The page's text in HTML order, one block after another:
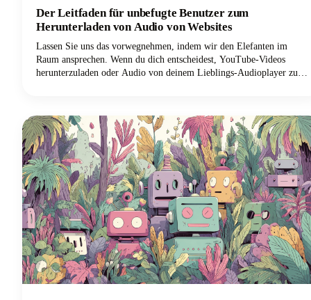
Der Leitfaden für unbefugte Benutzer zum
Herunterladen von Audio von Websites
Lassen Sie uns das vorwegnehmen, indem wir den Elefanten im
Raum ansprechen. Wenn du dich entscheidest, YouTube-Videos
herunterzuladen oder Audio von deinem Lieblings-Audioplayer zu
dass du alles, was du herunterlädst, nur für den persönlichen
Gebrauch verwendest